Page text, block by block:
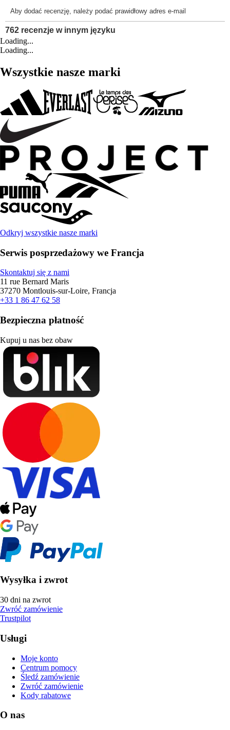
Loading...
Loading...
Wszystkie nasze marki
Odkryj wszystkie nasze marki
Serwis posprzedażowy we Francja
Skontaktuj się z nami
11 rue Bernard Maris
37270 Montlouis-sur-Loire, Francja
+33 1 86 47 62 58
Bezpieczna płatność
Kupuj u nas bez obaw
Wysyłka i zwrot
30 dni na zwrot
Zwróć zamówienie
Trustpilot
Usługi
Moje konto
Centrum pomocy
Śledź zamówienie
Zwróć zamówienie
Kody rabatowe
O nas